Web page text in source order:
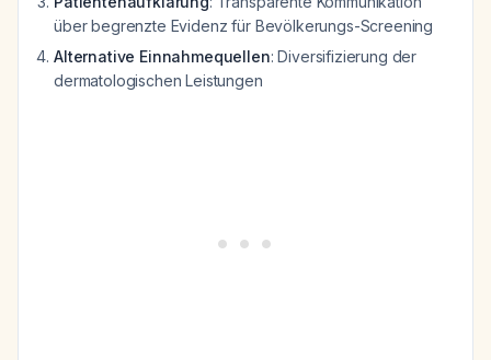
über begrenzte Evidenz für Bevölkerungs-Screening
Alternative Einnahmequellen: Diversifizierung der
dermatologischen Leistungen